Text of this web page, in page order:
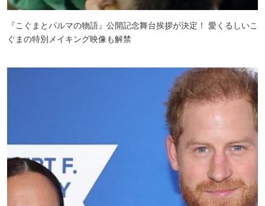
『こぐまとパルマの物語』公開記念舞台挨拶が決定！ 愛くるしいこ
ぐまの特別メイキング映像も解禁